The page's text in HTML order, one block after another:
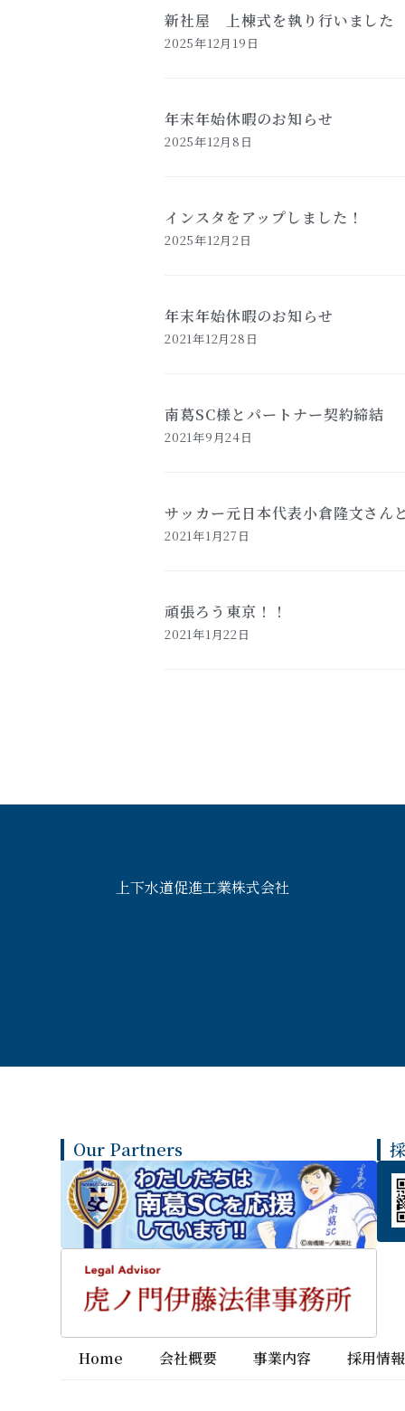
新社屋 上棟式を執り行いました
2025年12月19日
年末年始休暇のお知らせ
2025年12月8日
インスタをアップしました！
2025年12月2日
年末年始休暇のお知らせ
2021年12月28日
南葛SC様とパートナー契約締結
2021年9月24日
サッカー元日本代表小倉隆文さん
2021年1月27日
頑張ろう東京！！
2021年1月22日
上下水道促進工業株式会社
Our Partners
Home 会社概要 事業内容 採用情報